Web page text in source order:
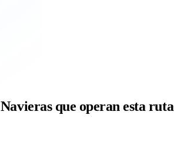
Navieras que operan esta ruta